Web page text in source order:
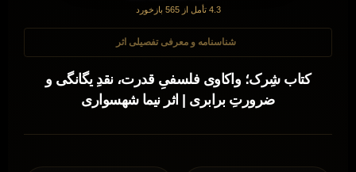
4.3 تأمل از 565 بازخورد
شناسنامه و معرفی تفصیلی اثر
کتاب شِرک؛ واکاوی فلسفیِ قدرت، نقدِ یگانگی و
ضرورتِ برابری | اثر نیما شهسواری